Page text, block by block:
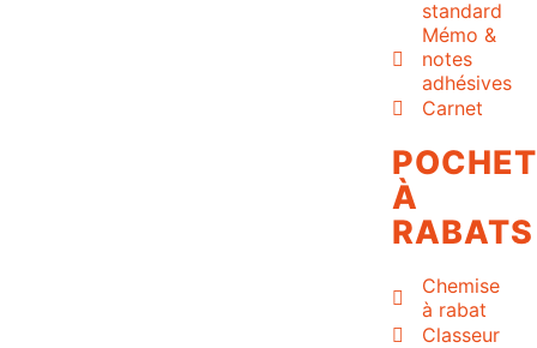
standard
Mémo &
notes
adhésives
Carnet
À
RABATS
Chemise
à rabat
Classeur